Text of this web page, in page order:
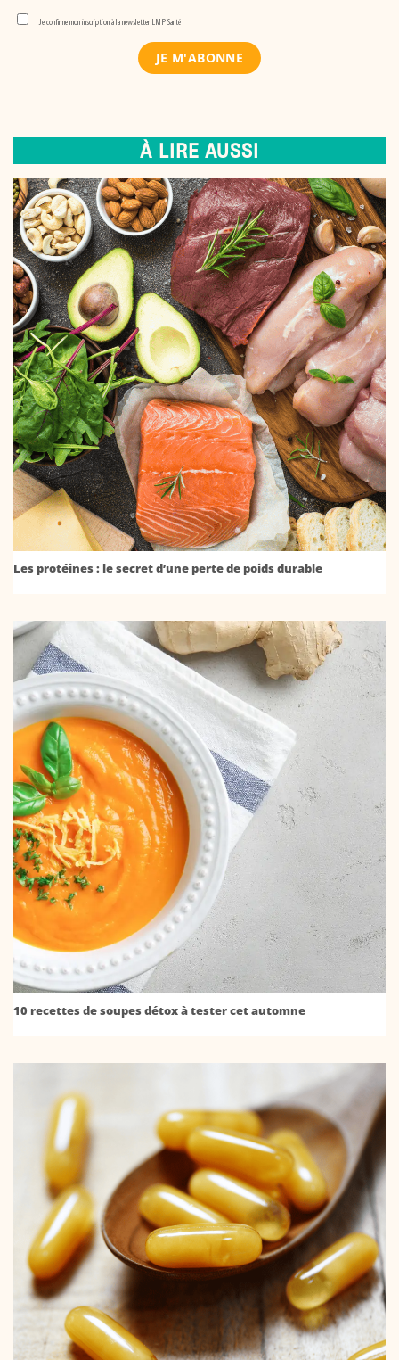
Je confirme mon inscription à la newsletter LMP Santé
À LIRE AUSSI
Les protéines : le secret d’une perte de poids durable
10 recettes de soupes détox à tester cet automne